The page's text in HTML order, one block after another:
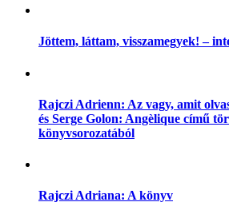
Jöttem, láttam, visszamegyek! –
Rajczi Adrienn: Az vagy, amit
és Serge Golon: Angèlique című
könyvsorozatából
Rajczi Adriana: A könyv